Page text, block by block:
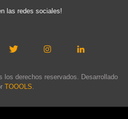
las redes sociales!
los derechos reservados. Desarrollado
TOOOLS.